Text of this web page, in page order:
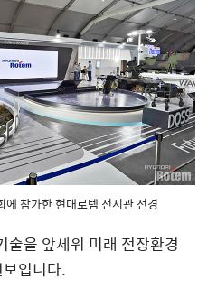
참가한 현대로템 전시관 전경
을 앞세워 미래 전장환경
입니다.